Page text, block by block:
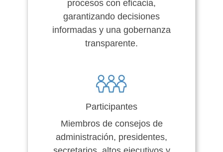
procesos con eficacia,
garantizando decisiones
informadas y una gobernanza
transparente.
Participantes
Miembros de consejos de
administración, presidentes,